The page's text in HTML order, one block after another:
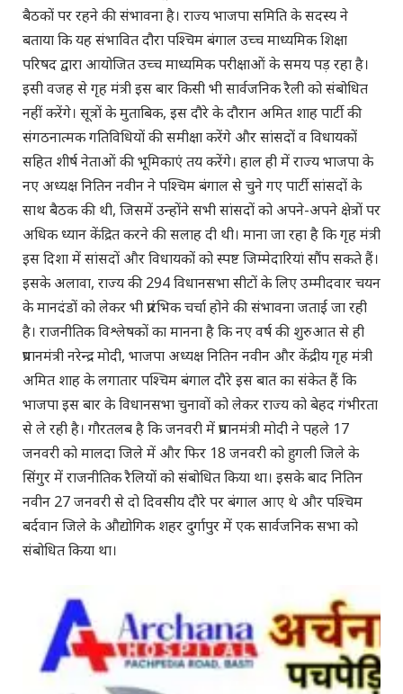
बैठकों पर रहने की संभावना है। राज्य भाजपा समिति के सदस्य ने
बताया कि यह संभावित दौरा पश्चिम बंगाल उच्च माध्यमिक शिक्षा
परिषद द्वारा आयोजित उच्च माध्यमिक परीक्षाओं के समय पड़ रहा है।
इसी वजह से गृह मंत्री इस बार किसी भी सार्वजनिक रैली को संबोधित
नहीं करेंगे। सूत्रों के मुताबिक, इस दौरे के दौरान अमित शाह पार्टी की
संगठनात्मक गतिविधियों की समीक्षा करेंगे और सांसदों व विधायकों
सहित शीर्ष नेताओं की भूमिकाएं तय करेंगे। हाल ही में राज्य भाजपा के
नए अध्यक्ष नितिन नवीन ने पश्चिम बंगाल से चुने गए पार्टी सांसदों के
साथ बैठक की थी, जिसमें उन्होंने सभी सांसदों को अपने-अपने क्षेत्रों पर
अधिक ध्यान केंद्रित करने की सलाह दी थी। माना जा रहा है कि गृह मंत्री
इस दिशा में सांसदों और विधायकों को स्पष्ट जिम्मेदारियां सौंप सकते हैं।
इसके अलावा, राज्य की 294 विधानसभा सीटों के लिए उम्मीदवार चयन
के मानदंडों को लेकर भी प्रारंभिक चर्चा होने की संभावना जताई जा रही
है। राजनीतिक विश्लेषकों का मानना है कि नए वर्ष की शुरुआत से ही
प्रधानमंत्री नरेन्द्र मोदी, भाजपा अध्यक्ष नितिन नवीन और केंद्रीय गृह मंत्री
अमित शाह के लगातार पश्चिम बंगाल दौरे इस बात का संकेत हैं कि
भाजपा इस बार के विधानसभा चुनावों को लेकर राज्य को बेहद गंभीरता
से ले रही है। गौरतलब है कि जनवरी में प्रधानमंत्री मोदी ने पहले 17
जनवरी को मालदा जिले में और फिर 18 जनवरी को हुगली जिले के
सिंगुर में राजनीतिक रैलियों को संबोधित किया था। इसके बाद नितिन
नवीन 27 जनवरी से दो दिवसीय दौरे पर बंगाल आए थे और पश्चिम
बर्दवान जिले के औद्योगिक शहर दुर्गापुर में एक सार्वजनिक सभा को
संबोधित किया था।